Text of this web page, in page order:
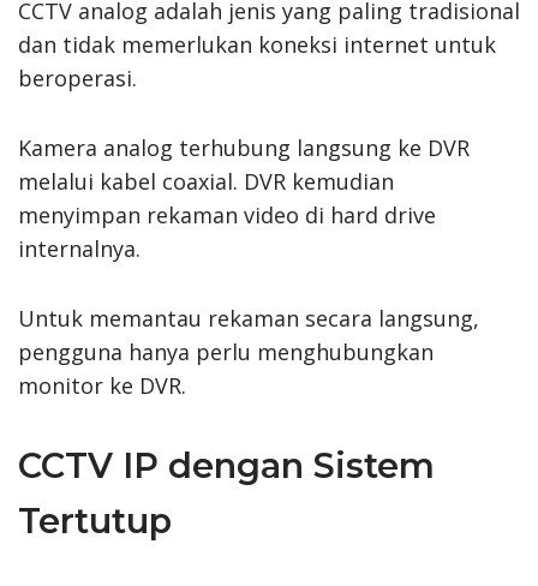
CCTV analog adalah jenis yang paling tradisional
dan tidak memerlukan koneksi internet untuk
beroperasi.
Kamera analog terhubung langsung ke DVR
melalui kabel coaxial. DVR kemudian
menyimpan rekaman video di hard drive
internalnya.
Untuk memantau rekaman secara langsung,
pengguna hanya perlu menghubungkan
monitor ke DVR.
CCTV IP dengan Sistem
Tertutup